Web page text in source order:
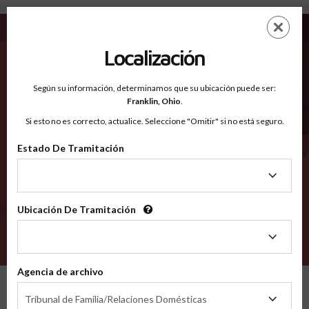
Delaware - Condados Reconocidos
EN
Condados Reconocidos
2600
Selecciona un condado
Localización
Según su información, determinamos que su ubicación puede ser:
Franklin, Ohio.
Si esto no es correcto, actualice. Seleccione "Omitir" si no está seguro.
Estado De Tramitación
Tramitación
Ubicación De Tramitación
Tramitación
Agencia de archivo
Tribunal de Familia/Relaciones Domésticas
de